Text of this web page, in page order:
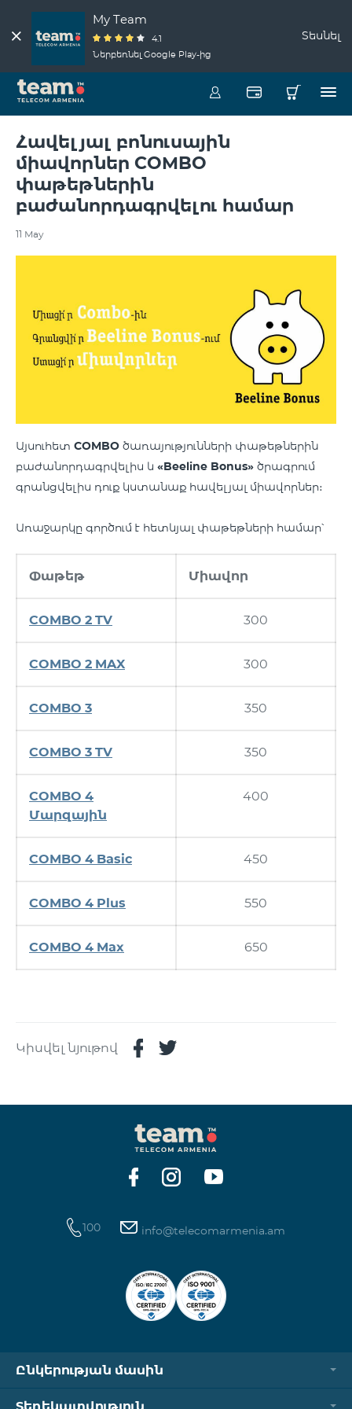
My Team
4.1
Ներբեռնել Google Play-ից
Տեսնել
Հավելյալ բոնուսային
միավորներ COMBO
փաթեթներին
բաժանորդագրվելու համար
11 May
Այսուհետ COMBO ծառայությունների փաթեթներին
բաժանորդագրվելիս և «Beeline Bonus» ծրագրում
գրանցվելիս դուք կստանաք հավելյալ միավորներ։
Առաջարկը գործում է հետևյալ փաթեթների համար՝
Փաթեթ Միավոր
COMBO 2 TV 300
COMBO 2 MAX 300
COMBO 3 350
COMBO 3 TV 350
COMBO 4
Մարզային
400
COMBO 4 Basic 450
COMBO 4 Plus 550
COMBO 4 Max 650
Կիսվել նյութով
100 info@telecomarmenia.am
Ընկերության մասին